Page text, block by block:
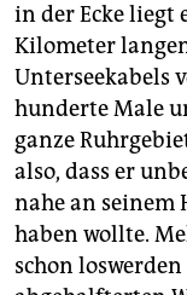
in der Ecke liegt
Kilometer
Unterseekabels
hunderte Male
ganze
also, dass er
nahe an seinem
haben wollte.
schon